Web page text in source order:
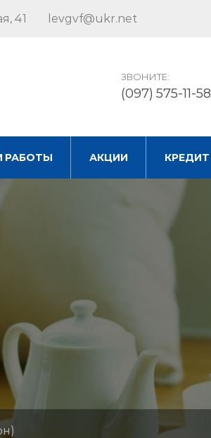
41 levgvf@ukr.net
ЗВОНИТЕ:
(097) 575-11-58
РАБОТЫ АКЦИИ КРЕДИТ